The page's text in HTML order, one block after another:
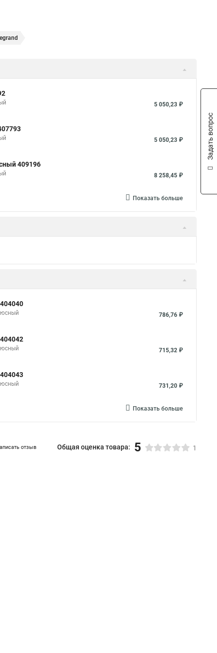
5 050,23 ₽
5 050,23 ₽
409196
8 258,45 ₽
Показать больше
786,76 ₽
715,32 ₽
731,20 ₽
Показать больше
отзыв Общая оценка товара: 5 1
Задать вопрос